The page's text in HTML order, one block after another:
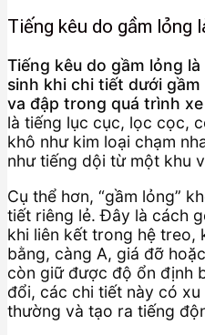
Tiếng kêu do gầm lỏng
Tiếng kêu do gầm lỏng
sinh khi chi tiết dưới
va đập trong quá trình
là tiếng lục cục, lọc cọc,
khô như kim loại chạm
như tiếng dội từ một khu
Cụ thể hơn, “gầm lỏng”
tiết riêng lẻ. Đây là cách
khi liên kết trong hệ treo,
bằng, càng A, giá đỡ
còn giữ được độ ổn định
đổi, các chi tiết này có
thường và tạo ra tiếng